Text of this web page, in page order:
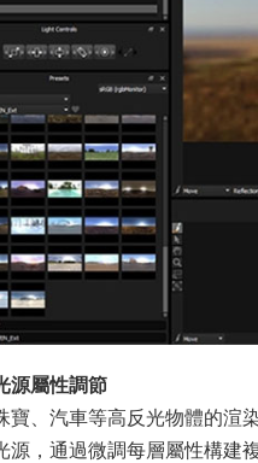
源屬性調節​
寶、汽車等高反光物體的渲
源，通過微調每層屬性構建